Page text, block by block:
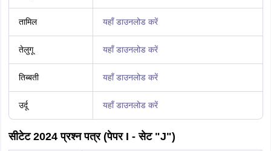
तामिल यहाँ डाउनलोड करें
तेलुगू यहाँ डाउनलोड करें
तिब्बती यहाँ डाउनलोड करें
उर्दू यहाँ डाउनलोड करें
सीटेट 2024 प्रश्न पत्र (पेपर I - सेट "J")